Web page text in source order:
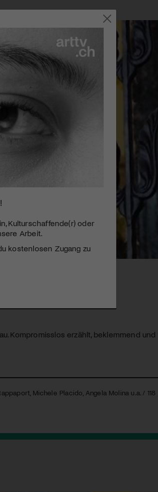
Kompromisslos erzählt, beklemmend
Michele Placido, Angela Molina u.a. / 118
Kulturschaffende(r) oder
Arbeit.
kostenlosen Zugang zu